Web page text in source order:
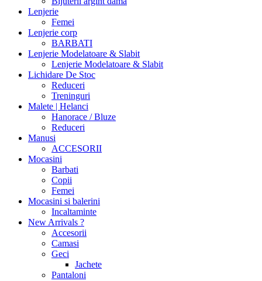
Lenjerie
Femei
Lenjerie corp
BARBATI
Lenjerie Modelatoare & Slabit
Lenjerie Modelatoare & Slabit
Lichidare De Stoc
Reduceri
Treninguri
Malete | Helanci
Hanorace / Bluze
Reduceri
Manusi
ACCESORII
Mocasini
Barbati
Copii
Femei
Mocasini si balerini
Incaltaminte
New Arrivals ?
Accesorii
Camasi
Geci
Jachete
Pantaloni